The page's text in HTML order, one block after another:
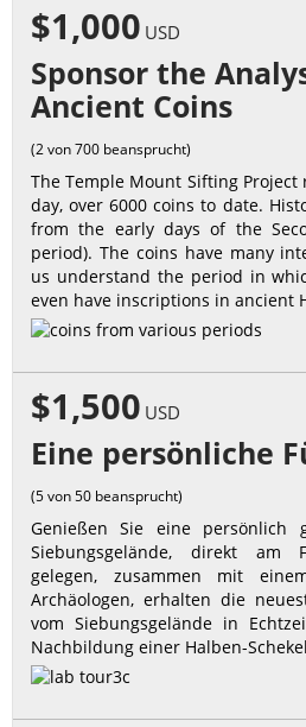
$1,000 USD
Sponsor the
Ancient Coins
(2 von 700 beansprucht)
The Temple Mount Sifting Project
day, over 6000 coins to date.
from the early days of the
period). The coins have many
us understand the period in
even have inscriptions in ancient
$1,500 USD
Eine persönliche
(5 von 50 beansprucht)
Genießen Sie eine persönlich
Siebungsgelände, direkt am
gelegen, zusammen mit
Archäologen, erhalten die
vom Siebungsgelände in
Nachbildung einer Halben-